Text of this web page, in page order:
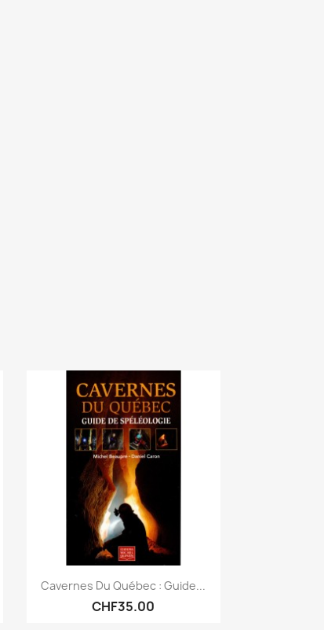
Quick view
Cavernes Du Québec : Guide...
CHF35.00